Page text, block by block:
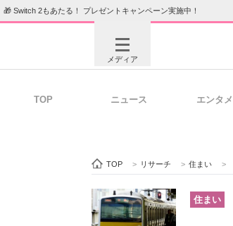
🎁 Switch 2もあたる！ プレゼントキャンペーン実施中！
メディア
ビジネスと働き方のヒント
TOP ニュース エンタメ
TOP > リサーチ > 住まい >
住まい